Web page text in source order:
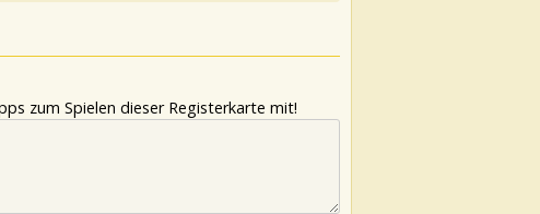
zum Spielen dieser Registerkarte mit!